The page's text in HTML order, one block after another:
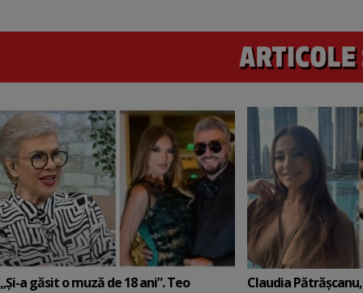
„Și-a găsit o muză de 18 ani”. Teo
Claudia